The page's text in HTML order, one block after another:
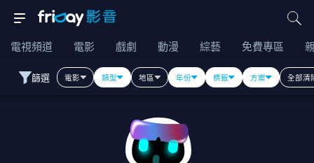
電視頻道 電影 戲劇 動漫 綜藝 免費專區
篩選 電影 類型 地區 年份 標籤 方案 全部清